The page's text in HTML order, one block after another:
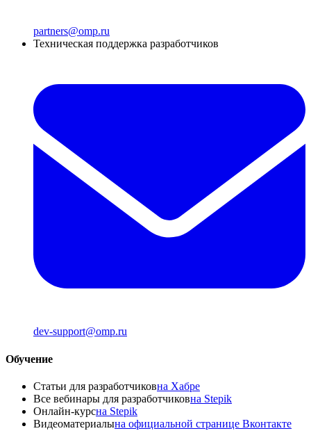
partners@omp.ru
Техническая поддержка разработчиков
dev-support@omp.ru
Обучение
Статьи для разработчиковна Хабре
Все вебинары для разработчиковна Stepik
Онлайн-курсна Stepik
Видеоматериалына официальной странице Вконтакте